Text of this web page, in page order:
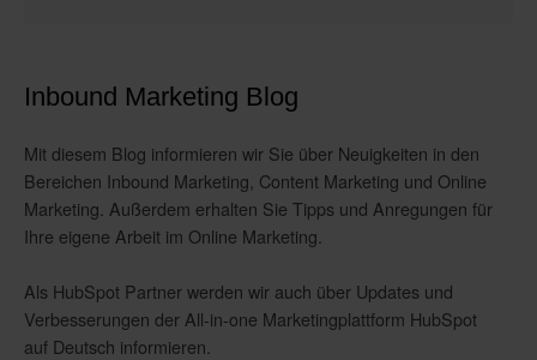
Inbound Marketing Blog
Mit diesem Blog informieren wir Sie über Neuigkeiten in den
Bereichen Inbound Marketing, Content Marketing und Online
Marketing. Außerdem erhalten Sie Tipps und Anregungen für
Ihre eigene Arbeit im Online Marketing.
Als HubSpot Partner werden wir auch über Updates und
Verbesserungen der All-in-one Marketingplattform HubSpot
auf Deutsch informieren.